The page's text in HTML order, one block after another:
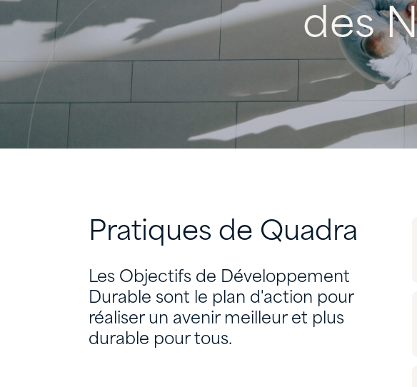
des
Pratiques de Quadra
Les Objectifs de Développement
Durable sont le plan d'action pour
réaliser un avenir meilleur et plus
durable pour tous.